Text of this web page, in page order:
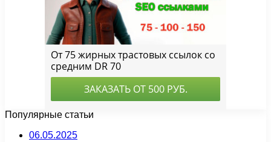
Популярные статьи
06.05.2025